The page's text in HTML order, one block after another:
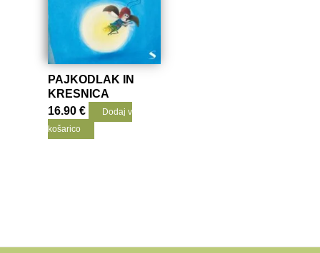
PAJKODLAK IN
KRESNICA
16.90€
Dodaj v
košarico